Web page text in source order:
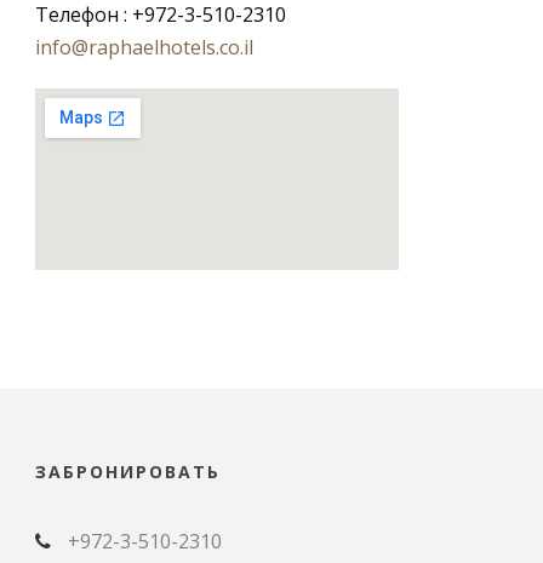
Телефон : +972-3-510-2310
info@raphaelhotels.co.il
ЗАБРОНИРОВАТЬ
+972-3-510-2310